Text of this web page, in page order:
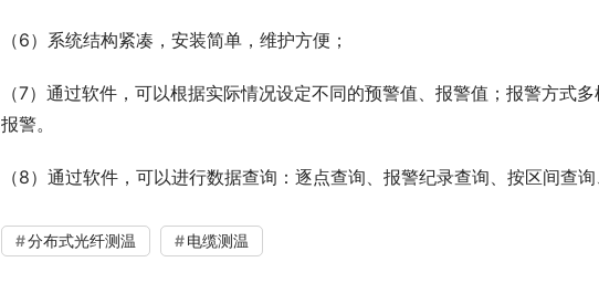
（6）系统结构紧凑，安装简单，维护方便；
（7）通过软件，可以根据实际情况设定不同的预警值、报警值；报警方式
报警。
（8）通过软件，可以进行数据查询：逐点查询、报警纪录查询、按区间查
分布式光纤测温 电缆测温